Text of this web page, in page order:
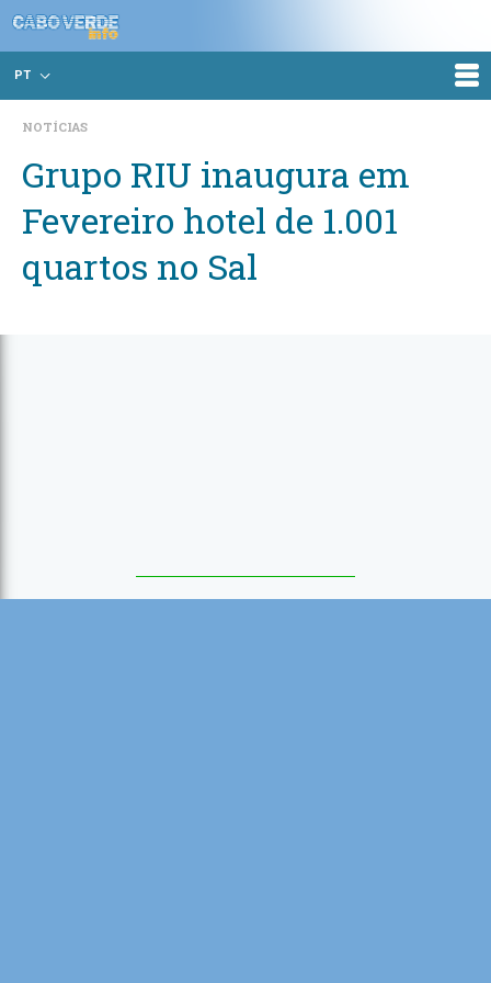
PT
NOTÍCIAS
Grupo RIU inaugura em
Fevereiro hotel de 1.001
quartos no Sal